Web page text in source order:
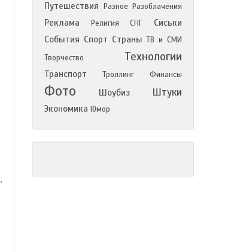
Путешествия
Разное Разоблачения
Реклама Религия СНГ
Сиськи
События Спорт Страны ТВ и СМИ
Творчество
Технологии
Транспорт Троллинг Финансы
Фото Шоубиз Штуки
Экономика Юмор